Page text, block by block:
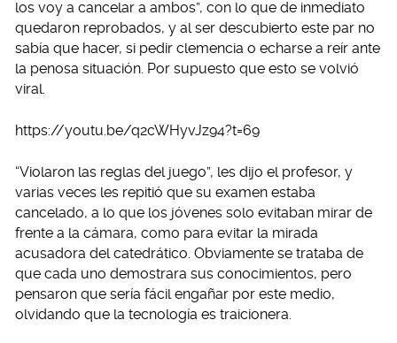
los voy a cancelar a ambos”, con lo que de inmediato
quedaron reprobados, y al ser descubierto este par no
sabía que hacer, si pedir clemencia o echarse a reír ante
la penosa situación. Por supuesto que esto se volvió
viral.
https://youtu.be/q2cWHyvJz94?t=69
“Violaron las reglas del juego”, les dijo el profesor, y
varias veces les repitió que su examen estaba
cancelado, a lo que los jóvenes solo evitaban mirar de
frente a la cámara, como para evitar la mirada
acusadora del catedrático. Obviamente se trataba de
que cada uno demostrara sus conocimientos, pero
pensaron que sería fácil engañar por este medio,
olvidando que la tecnología es traicionera.